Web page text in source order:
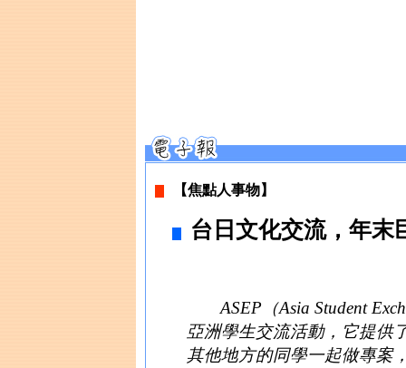
【焦點人事物】
台日文化交流，年末
ASEP（Asia Student
亞洲學生交流活動，它提供
其他地方的同學一起做專案